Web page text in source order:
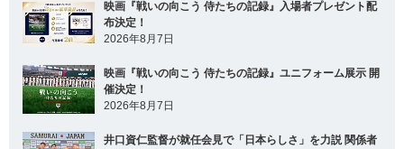
映画『戦いの向こう 侍たちの記録』入場者プレゼント配
布決定！
2026年8月7日
映画『戦いの向こう 侍たちの記録』ユニフォーム展示 開
催決定！
2026年8月7日
井口資仁監督が就任会見で「日本らしさ」を力説 関係者